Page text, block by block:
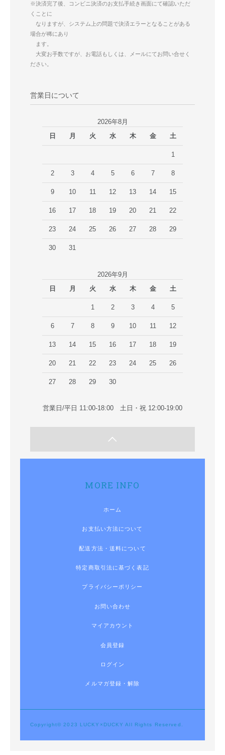
※決済完了後、コンビニ決済のお支払手続き画面にて確認いただ
くことに
なりますが、システム上の問題で決済エラーとなることがある
場合が稀にあり
ます。
大変お手数ですが、お電話もしくは、メールにてお問い合せく
ださい。
営業日について
2026年8月
日
月 火 水 木 金 土
1
2 3 4 5 6 7 8
9 10 11 12 13 14 15
16 17 18 19 20 21 22
23 24 25 26 27 28 29
30 31
2026年9月
日
月 火 水 木 金 土
1 2 3 4 5
6 7 8 9 10 11 12
13 14 15 16 17 18 19
20 21 22 23 24 25 26
27 28 29 30
営業日/平日 11:00-18:00 土日・祝 12:00-19:00
MORE INFO
ホーム
お支払い方法について
配送方法・送料について
特定商取引法に基づく表記
プライバシーポリシー
お問い合わせ
マイアカウント
会員登録
ログイン
メルマガ登録・解除
Copyright© 2023 LUCKY×DUCKY All Rights Reserved.